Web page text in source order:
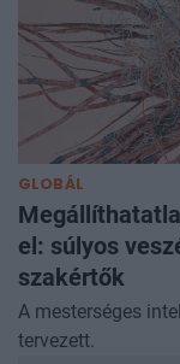
GLOBÁL
el: súlyos
szakértők
A mesterséges
tervezett.